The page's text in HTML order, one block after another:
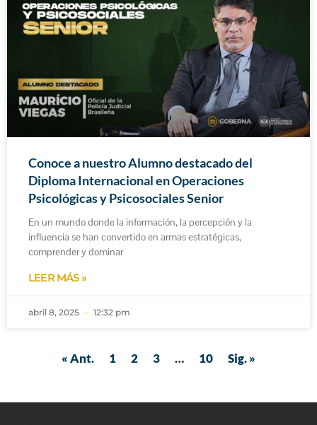
Conoce a nuestro Alumno destacado del
Diploma Internacional en Operaciones
Psicológicas y Psicosociales Senior
En un mundo donde la información, la percepción y la
influencia se han convertido en armas estratégicas,
comprender y dominar
LEER MÁS »
abril 8, 2025 12:32 pm
« Ant. 1 2 3 … 10 Sig. »